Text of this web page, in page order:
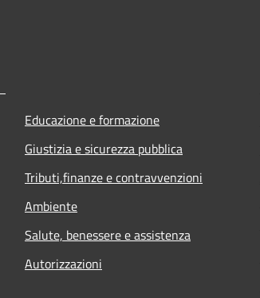
Educazione e formazione
Giustizia e sicurezza pubblica
Tributi,finanze e contravvenzioni
Ambiente
Salute, benessere e assistenza
Autorizzazioni